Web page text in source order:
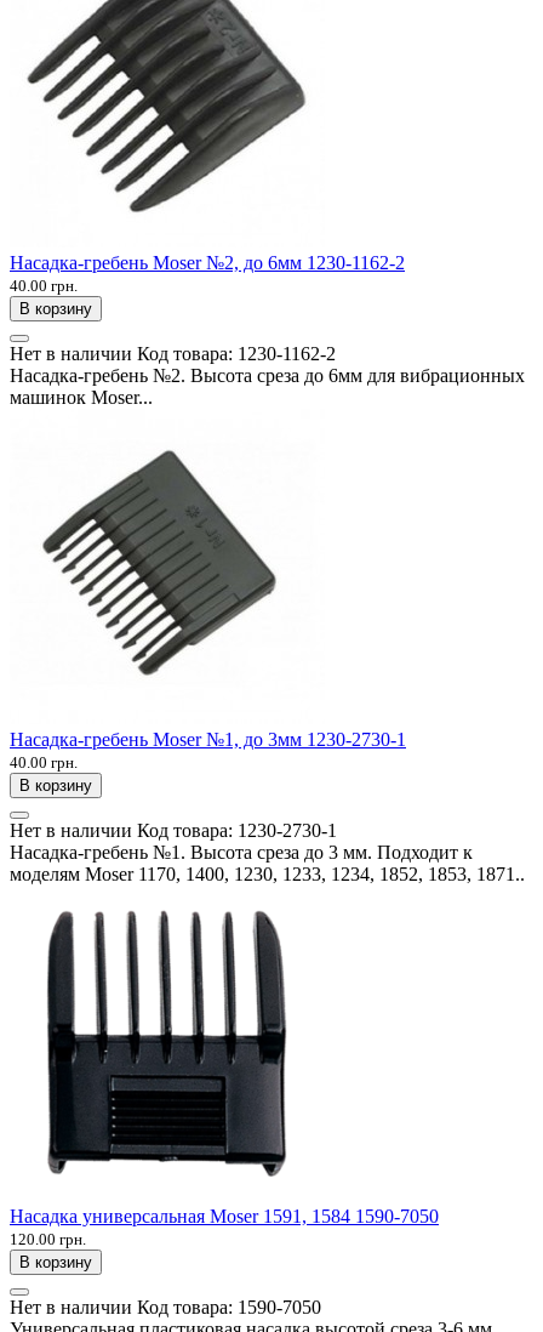
Насадка-гребень Moser №2, до 6мм 1230-1162-2
40.00 грн.
В корзину
Нет в наличии Код товара: 1230-1162-2
Насадка-гребень №2. Высота среза до 6мм для вибрационных
машинок Moser...
Насадка-гребень Moser №1, до 3мм 1230-2730-1
40.00 грн.
В корзину
Нет в наличии Код товара: 1230-2730-1
Насадка-гребень №1. Высота среза до 3 мм. Подходит к
моделям Moser 1170, 1400, 1230, 1233, 1234, 1852, 1853, 1871..
Насадка универсальная Moser 1591, 1584 1590-7050
120.00 грн.
В корзину
Нет в наличии Код товара: 1590-7050